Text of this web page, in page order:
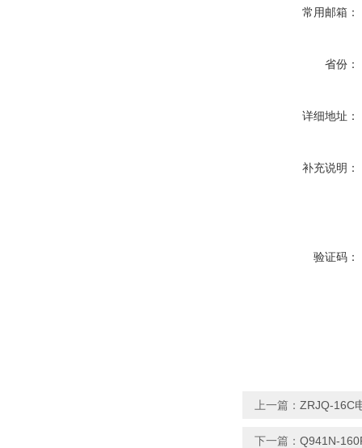
常用邮箱：
省份：
详细地址：
补充说明：
验证码：
上一篇： ZRJQ-16C
下一篇： Q941N-